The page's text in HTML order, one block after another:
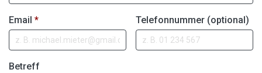
Email * Telefonnummer (optional)
Betreff